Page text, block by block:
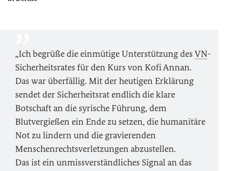
„Ich begrüße die einmütige Unterstützung desVN-
Sicherheitsrates für den Kurs von Kofi Annan.
Das war überfällig. Mit der heutigen Erklärung
sendet der Sicherheitsrat endlich die klare
Botschaft an die syrische Führung, dem
Blutvergießen ein Ende zu setzen, die humanitäre
Not zu lindern und die gravierenden
Menschenrechtsverletzungen abzustellen.
Das ist ein unmissverständliches Signal an das